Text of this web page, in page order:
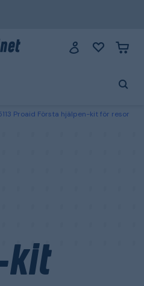
Proaid Första hjälpen-kit för resor
kit